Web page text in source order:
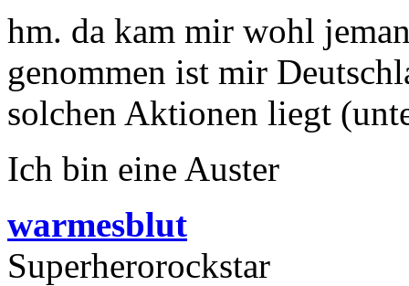
hm. da kam mir wohl
genommen ist mir
solchen Aktionen liegt
Ich bin eine Auster
warmesblut
Superherorockstar